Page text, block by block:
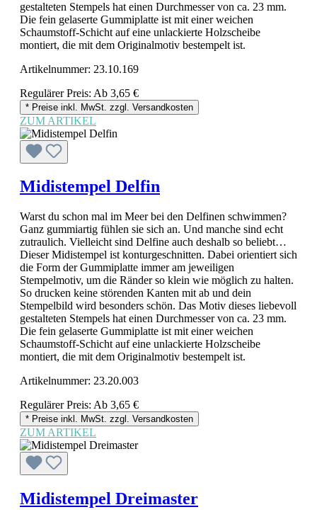
gestalteten Stempels hat einen Durchmesser von ca. 23 mm.
Die fein gelaserte Gummiplatte ist mit einer weichen
Schaumstoff-Schicht auf eine unlackierte Holzscheibe
montiert, die mit dem Originalmotiv bestempelt ist.
Artikelnummer: 23.10.169
Regulärer Preis: Ab 3,65 €
* Preise inkl. MwSt. zzgl. Versandkosten
ZUM ARTIKEL
Midistempel Delfin
Warst du schon mal im Meer bei den Delfinen schwimmen?
Ganz gummiartig fühlen sie sich an. Und manche sind echt
zutraulich. Vielleicht sind Delfine auch deshalb so beliebt…
Dieser Midistempel ist konturgeschnitten. Dabei orientiert sich
die Form der Gummiplatte immer am jeweiligen
Stempelmotiv, um die Ränder so klein wie möglich zu halten.
So drucken keine störenden Kanten mit ab und dein
Stempelbild wird besonders schön. Das Motiv dieses liebevoll
gestalteten Stempels hat einen Durchmesser von ca. 23 mm.
Die fein gelaserte Gummiplatte ist mit einer weichen
Schaumstoff-Schicht auf eine unlackierte Holzscheibe
montiert, die mit dem Originalmotiv bestempelt ist.
Artikelnummer: 23.20.003
Regulärer Preis: Ab 3,65 €
* Preise inkl. MwSt. zzgl. Versandkosten
ZUM ARTIKEL
Midistempel Dreimaster